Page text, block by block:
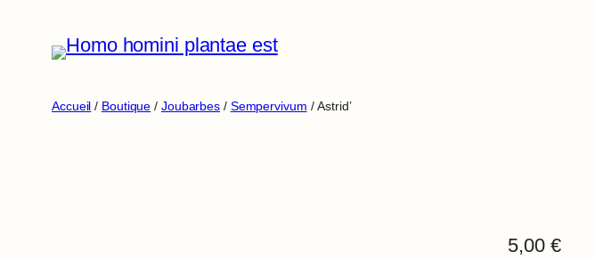
Accueil / Boutique / Joubarbes / Sempervivum / Astrid’
5,00 €